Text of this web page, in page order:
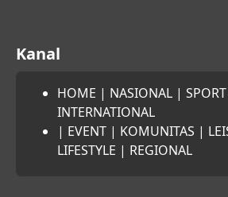
Kanal
HOME | NASIONAL | SPORT
INTERNATIONAL
| EVENT | KOMUNITAS |
LIFESTYLE | REGIONAL